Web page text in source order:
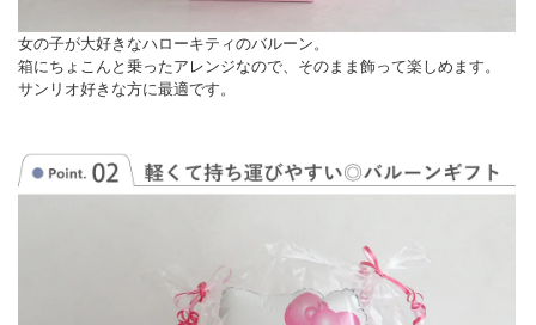
女の子が大好きなハローキティのバルーン。
箱にちょこんと乗ったアレンジなので、そのまま飾って楽しめます。
サンリオ好きな方に最適です。